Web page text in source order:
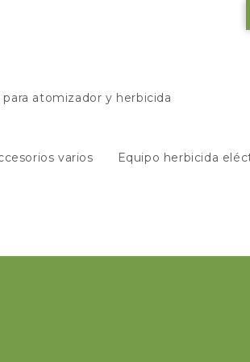
para atomizador y herbicida
varios Equipo herbicida